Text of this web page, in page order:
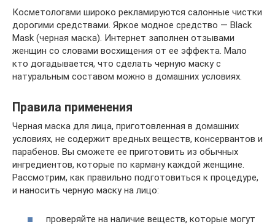
Косметологами широко рекламируются салонные чистки
дорогими средствами. Яркое модное средство — Black
Mask (черная маска). Интернет заполнен отзывами
женщин со словами восхищения от ее эффекта. Мало
кто догадывается, что сделать черную маску с
натуральным составом можно в домашних условиях.
Правила применения
Черная маска для лица, приготовленная в домашних
условиях, не содержит вредных веществ, консервантов и
парабенов. Вы сможете ее приготовить из обычных
ингредиентов, которые по карману каждой женщине.
Рассмотрим, как правильно подготовиться к процедуре,
и наносить черную маску на лицо:
проверяйте на наличие веществ, которые могут